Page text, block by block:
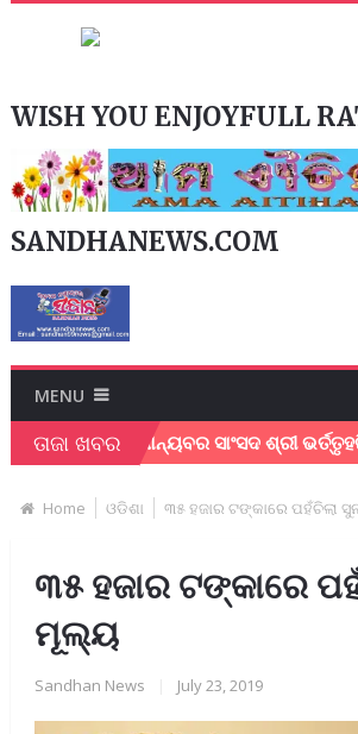
WISH YOU ENJOYFULL
SANDHANEWS.COM
MENU
ତାଜା ଖବର
ନେଇ ମାନ୍ୟବର ସାଂସଦ ଶ୍ରୀ ଭର୍ତ୍ତୃହରି
Home ଓଡିଶା ୩୫ ହଜାର ଟଙ୍କାରେ ପହଁଚିଲା
୩୫ ହଜାର ଟଙ୍କାରେ
ମୂଲ୍ୟ
Sandhan News July 23, 2019